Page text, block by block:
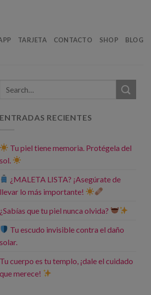
TARJETA CONTACTO SHOP BLOG
ENTRADAS RECIENTES
Tu piel tiene memoria. Protégela del
sol.
¿MALETA LISTA? ¡Asegúrate de
llevar lo más importante!
¿Sabías que tu piel nunca olvida?
Tu escudo invisible contra el daño
solar.
Tu cuerpo es tu templo, ¡dale el cuidado
que merece!